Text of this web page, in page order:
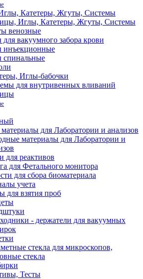
Катетеры, Жгуты, Системы
Иглы, Катетеры, Жгуты, Системы
венозные
вакуумного забора крови
инъекционные
спинальные
Иглы-бабочки
для внутривенных вливаний
для Лаборатории и анализов
материалы для Лаборатории и
для реактивов
для Фетального монитора
для сбора биоматериала
учета
для взятия проб
- держатели для вакуумных
стекла для микроскопов,
стекла
Тесты